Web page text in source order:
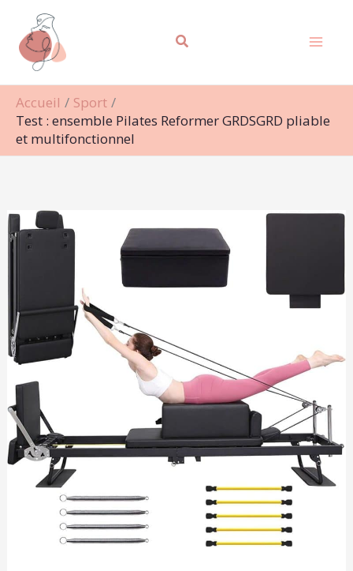
contenu
Accueil
Sport
Test : ensemble Pilates Reformer GRDSGRD pliable
et multifonctionnel
Rechercher